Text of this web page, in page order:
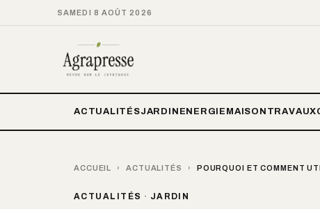
SAMEDI 8 AOÛT 2026
ACTUALITÉSJARDIN ENERGIE MAISON TRAVAUX
ACCUEIL › ACTUALITÉS › POURQUOI ET COMMENT
ACTUALITÉS · JARDIN